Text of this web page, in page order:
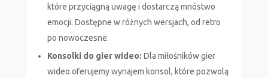
które przyciągną uwagę i dostarczą mnóstwo
emocji. Dostępne w różnych wersjach, od retro
po nowoczesne.
Konsolki do gier wideo: Dla miłośników gier
wideo oferujemy wynajem konsol, które pozwolą